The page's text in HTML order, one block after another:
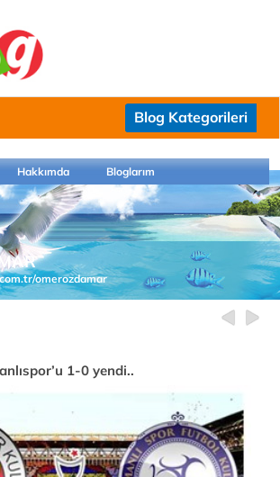
Blog Kategorileri
Hakkımda Bloglarım
omerozdamar
1-0 yendi..